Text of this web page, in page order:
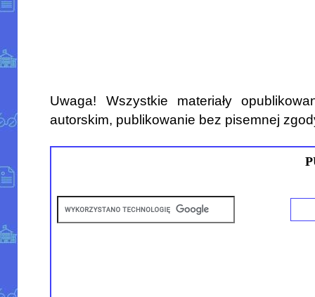
Uwaga! Wszystkie materiały
autorskim, publikowanie bez pisemnej